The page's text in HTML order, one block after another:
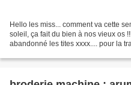
Hello les miss... comment va cette
soleil, ça fait du bien à nos vieux os
abandonné les tites xxxx.... pour la